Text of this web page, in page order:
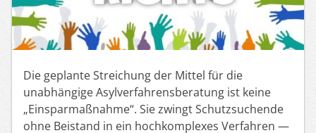
Die geplante Streichung der Mittel für die
unabhängige Asylverfahrensberatung ist keine
„Einsparmaßnahme“. Sie zwingt Schutzsuchende
ohne Beistand in ein hochkomplexes Verfahren —